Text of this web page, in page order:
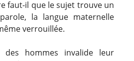
faut-il que le sujet trouve un
la langue maternelle
verrouillée.
des hommes invalide leur